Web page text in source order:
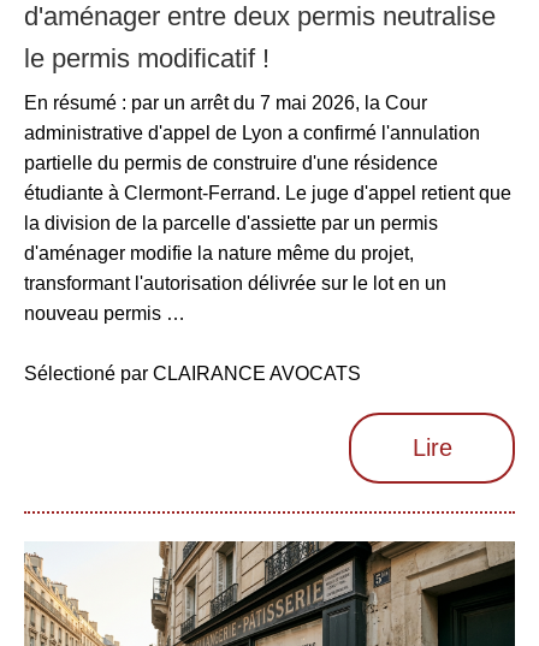
d'aménager entre deux permis neutralise
le permis modificatif !
En résumé : par un arrêt du 7 mai 2026, la Cour
administrative d'appel de Lyon a confirmé l'annulation
partielle du permis de construire d'une résidence
étudiante à Clermont-Ferrand. Le juge d'appel retient que
la division de la parcelle d'assiette par un permis
d'aménager modifie la nature même du projet,
transformant l'autorisation délivrée sur le lot en un
nouveau permis …
Sélectioné par CLAIRANCE AVOCATS
Lire